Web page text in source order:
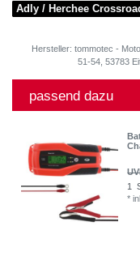
Adly / Herchee
Hersteller: tommotec -
51-54, 53783
passend dazu
1
*